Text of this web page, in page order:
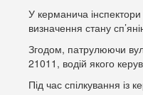
У керманича
визначення стану
Згодом, патрулюючи
21011, водій якого
Під час спілкування із